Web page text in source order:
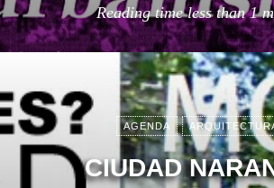
Reading timeless than 1
AGENDA
CIUDAD